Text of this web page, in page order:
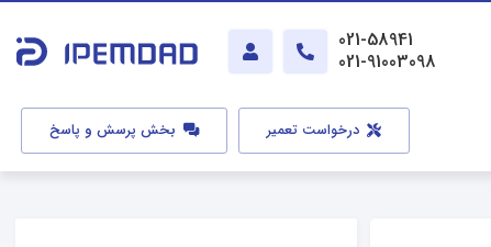
021-58941
021-91003098
درخواست تعمیر بخش پرسش و پاسخ